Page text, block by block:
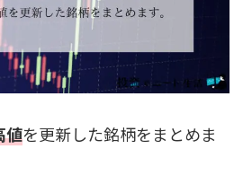
値を更新した銘柄をまとめま